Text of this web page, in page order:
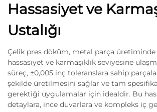
Hassasiyet ve
Ustalığı
Çelik pres döküm, metal parça üretiminde
hassasiyet ve karmaşıklık seviyesine
süreç, ±0,005 inç toleranslara sahip
şekilde üretilmesini sağlar ve tam
gerektiği uygulamalar için idealdir. Bu
detaylara, ince duvarlara ve kompleks iç